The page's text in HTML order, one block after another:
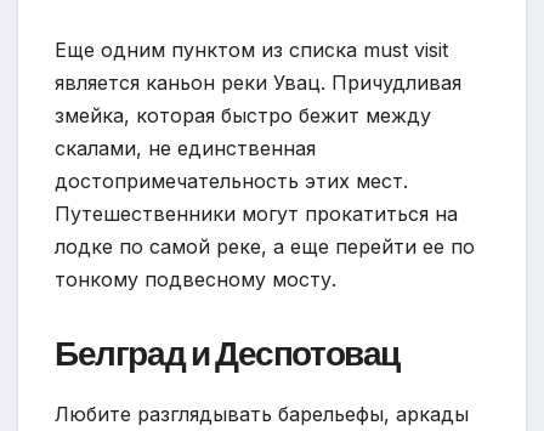
Еще одним пунктом из списка must visit
является каньон реки Увац. Причудливая
змейка, которая быстро бежит между
скалами, не единственная
достопримечательность этих мест.
Путешественники могут прокатиться на
лодке по самой реке, а еще перейти ее по
тонкому подвесному мосту.
Белград и Деспотовац
Любите разглядывать барельефы, аркады